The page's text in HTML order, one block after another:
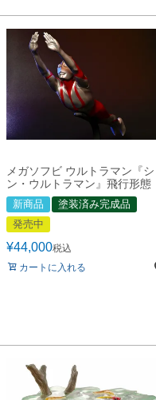
メガソフビ ウルトラマン『シ
ン・ウルトラマン』飛行形態
新商品
塗装済み完成品
発売中
¥44,000税込
カートに入れる